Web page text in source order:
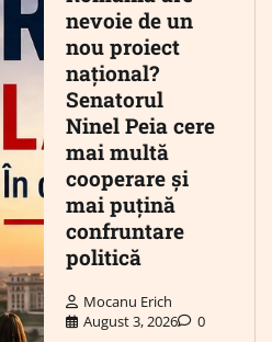
nevoie de un
nou proiect
național?
Senatorul
Ninel Peia cere
mai multă
cooperare și
mai puțină
confruntare
politică
Mocanu Erich
August 3, 2026
0